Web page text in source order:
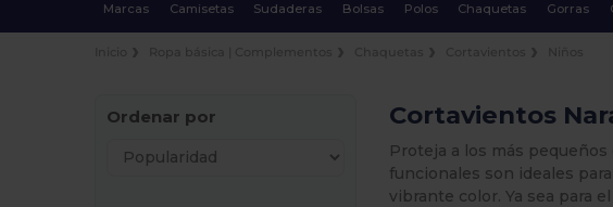
Marcas Camisetas Sudaderas Bolsas Polos Chaquetas Gorras
Ordenar por Cortavientos
Proteja a los más
funcionales son ideales
vibrante color. Ya sea para